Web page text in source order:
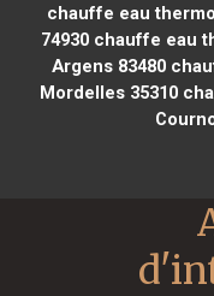
chauffe eau
74930 chauffe eau
Argens 83480
Mordelles 35310